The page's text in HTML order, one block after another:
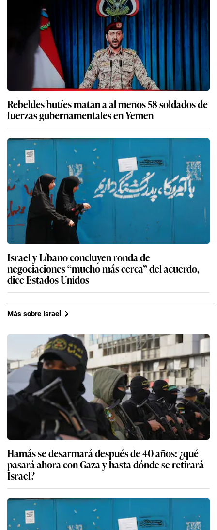
Rebeldes hutíes matan a al menos 58 soldados de
fuerzas gubernamentales en Yemen
Israel y Líbano concluyen ronda de
negociaciones “mucho más cerca” del acuerdo,
dice Estados Unidos
Más sobre Israel
Hamás se desarmará después de 40 años: ¿qué
pasará ahora con Gaza y hasta dónde se retirará
Israel?